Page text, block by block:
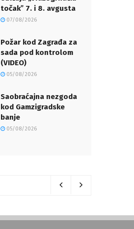
točakˮ 7. i 8. avgusta
07/08/2026
Požar kod Zagrađa za
sada pod kontrolom
(VIDEO)
05/08/2026
Saobraćajna nezgoda
kod Gamzigradske
banje
05/08/2026